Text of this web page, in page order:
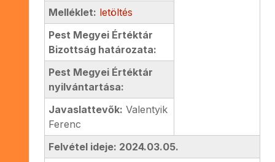
Melléklet: letöltés
Pest Megyei Értéktár
Bizottság határozata:
Pest Megyei Értéktár
nyilvántartása:
Javaslattevők: Valentyik
Ferenc
Felvétel ideje: 2024.03.05.